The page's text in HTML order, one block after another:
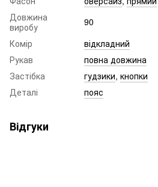
Довжина
виробу
90
Комір
відкладний
Рукав
повна довжина
Застібка
гудзики, кнопки
Деталі
пояс
Відгуки